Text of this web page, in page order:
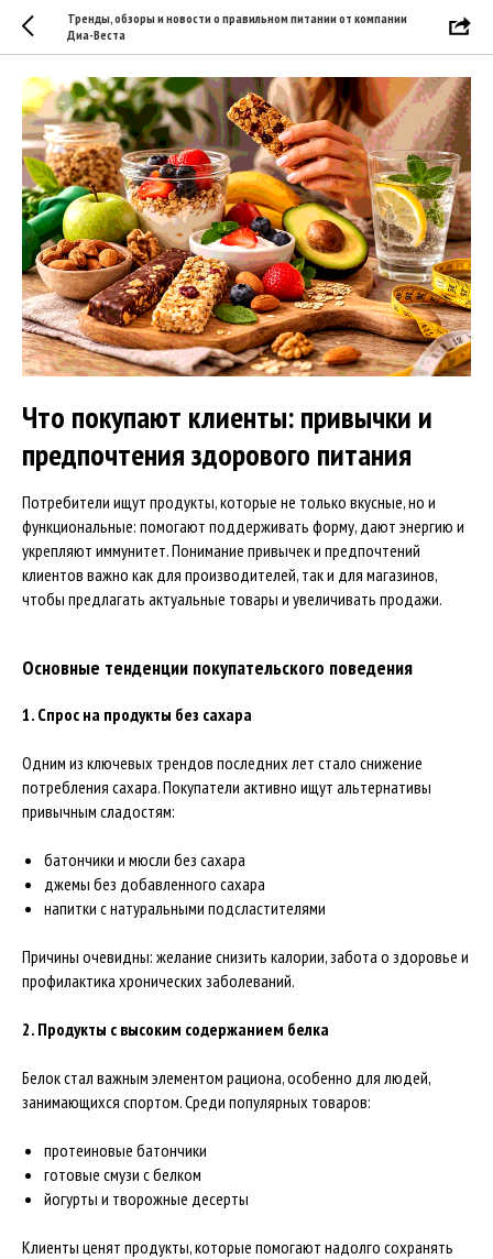
Тренды, обзоры и новости о правильном питании от компании
Диа-Веста
Что покупают клиенты: привычки и
предпочтения здорового питания
Потребители ищут продукты, которые не только вкусные, но и
функциональные: помогают поддерживать форму, дают энергию и
укрепляют иммунитет. Понимание привычек и предпочтений
клиентов важно как для производителей, так и для магазинов,
чтобы предлагать актуальные товары и увеличивать продажи.
Основные тенденции покупательского поведения
1. Спрос на продукты без сахара
Одним из ключевых трендов последних лет стало снижение
потребления сахара. Покупатели активно ищут альтернативы
привычным сладостям:
батончики и мюсли без сахара
джемы без добавленного сахара
напитки с натуральными подсластителями
Причины очевидны: желание снизить калории, забота о здоровье и
профилактика хронических заболеваний.
2. Продукты с высоким содержанием белка
Белок стал важным элементом рациона, особенно для людей,
занимающихся спортом. Среди популярных товаров:
протеиновые батончики
готовые смузи с белком
йогурты и творожные десерты
Клиенты ценят продукты, которые помогают надолго сохранять